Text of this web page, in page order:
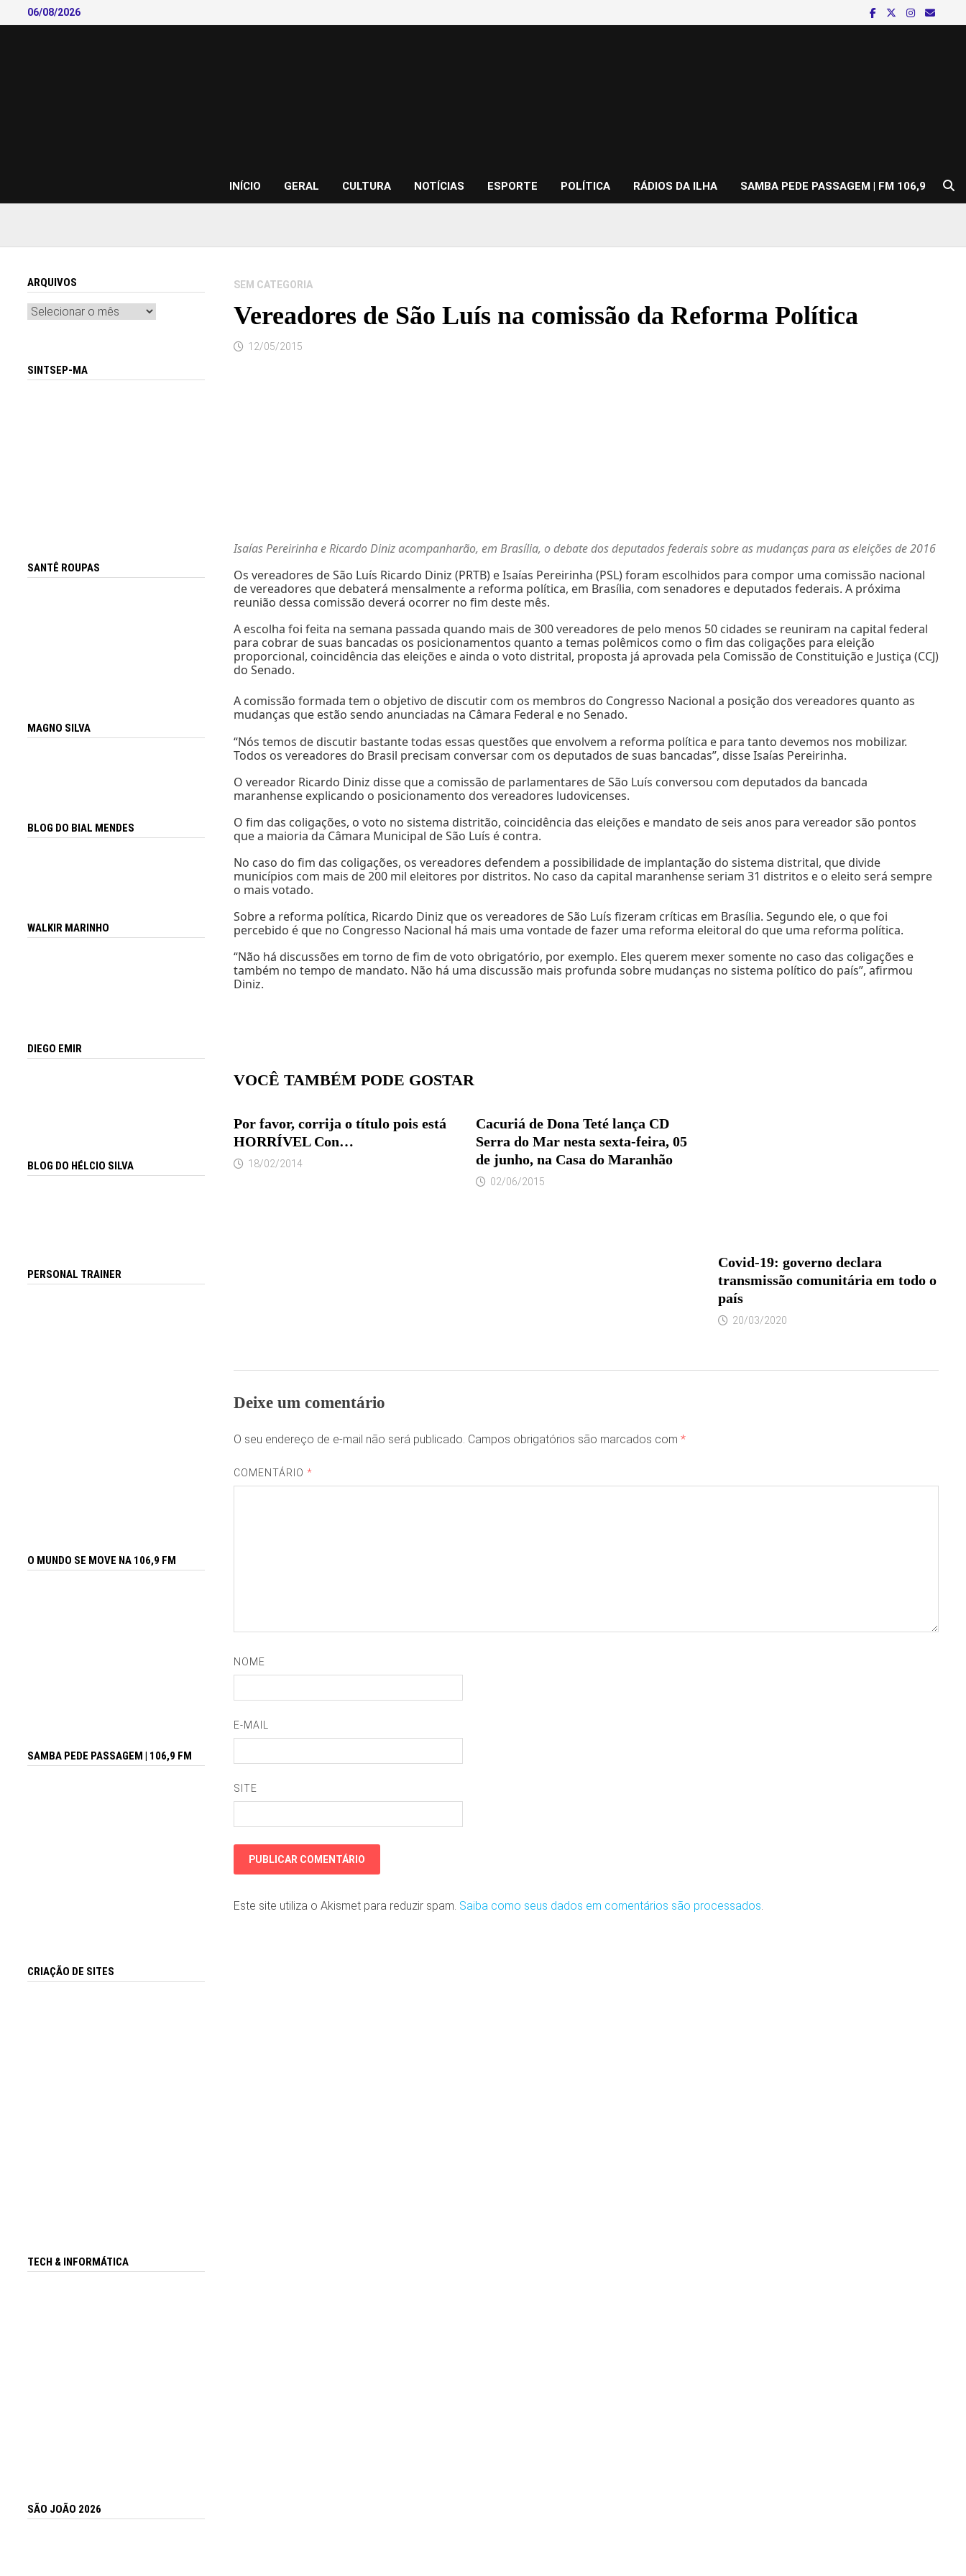
to
06/08/2026
INÍCIO GERAL CULTURA NOTÍCIAS ESPORTE POLÍTICA RÁDIOS DA ILHA SAMBA PEDE PASSAGEM | FM 106,9
SEM CATEGORIA
Vereadores de São Luís na comissão da Reforma Política
12/05/2015
Isaías Pereirinha e Ricardo Diniz acompanharão, em Brasília, o debate dos deputados federais sobre as mudanças para as eleições de 2016
Os vereadores de São Luís Ricardo Diniz (PRTB) e Isaías Pereirinha (PSL) foram escolhidos para compor uma comissão nacional
de vereadores que debaterá mensalmente a reforma política, em Brasília, com senadores e deputados federais. A próxima
reunião dessa comissão deverá ocorrer no fim deste mês.
A escolha foi feita na semana passada quando mais de 300 vereadores de pelo menos 50 cidades se reuniram na capital federal
para cobrar de suas bancadas os posicionamentos quanto a temas polêmicos como o fim das coligações para eleição
proporcional, coincidência das eleições e ainda o voto distrital, proposta já aprovada pela Comissão de Constituição e Justiça (CCJ)
do Senado.
A comissão formada tem o objetivo de discutir com os membros do Congresso Nacional a posição dos vereadores quanto as
mudanças que estão sendo anunciadas na Câmara Federal e no Senado.
“Nós temos de discutir bastante todas essas questões que envolvem a reforma política e para tanto devemos nos mobilizar.
Todos os vereadores do Brasil precisam conversar com os deputados de suas bancadas”, disse Isaías Pereirinha.
O vereador Ricardo Diniz disse que a comissão de parlamentares de São Luís conversou com deputados da bancada
maranhense explicando o posicionamento dos vereadores ludovicenses.
O fim das coligações, o voto no sistema distritão, coincidência das eleições e mandato de seis anos para vereador são pontos
que a maioria da Câmara Municipal de São Luís é contra.
No caso do fim das coligações, os vereadores defendem a possibilidade de implantação do sistema distrital, que divide
municípios com mais de 200 mil eleitores por distritos. No caso da capital maranhense seriam 31 distritos e o eleito será sempre
o mais votado.
Sobre a reforma política, Ricardo Diniz que os vereadores de São Luís fizeram críticas em Brasília. Segundo ele, o que foi
percebido é que no Congresso Nacional há mais uma vontade de fazer uma reforma eleitoral do que uma reforma política.
“Não há discussões em torno de fim de voto obrigatório, por exemplo. Eles querem mexer somente no caso das coligações e
também no tempo de mandato. Não há uma discussão mais profunda sobre mudanças no sistema político do país”, afirmou
Diniz.
VOCÊ TAMBÉM PODE GOSTAR
Por favor, corrija o título pois está
HORRÍVEL Con…
18/02/2014
Cacuriá de Dona Teté lança CD
Serra do Mar nesta sexta-feira, 05
de junho, na Casa do Maranhão
02/06/2015
Covid-19: governo declara
transmissão comunitária em todo o
país
20/03/2020
Deixe um comentário
O seu endereço de e-mail não será publicado. Campos obrigatórios são marcados com *
COMENTÁRIO*
NOME
E-MAIL
SITE
Este site utiliza o Akismet para reduzir spam. Saiba como seus dados em comentários são processados.
ARQUIVOS
Arquivos
SINTSEP-MA
SANTÊ ROUPAS
MAGNO SILVA
BLOG DO BIAL MENDES
WALKIR MARINHO
DIEGO EMIR
BLOG DO HÉLCIO SILVA
PERSONAL TRAINER
O MUNDO SE MOVE NA 106,9 FM
SAMBA PEDE PASSAGEM | 106,9 FM
CRIAÇÃO DE SITES
TECH & INFORMÁTICA
SÃO JOÃO 2026